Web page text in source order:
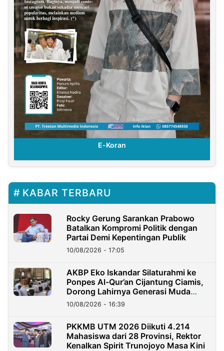
E-Koran
KABAR TERBARU
Rocky Gerung Sarankan Prabowo
Batalkan Kompromi Politik dengan
Partai Demi Kepentingan Publik
10/08/2026 - 17:05
AKBP Eko Iskandar Silaturahmi ke
Ponpes Al-Qur’an Cijantung Ciamis,
Dorong Lahirnya Generasi Muda
Berkarakter
10/08/2026 - 16:39
PKKMB UTM 2026 Diikuti 4.214
Mahasiswa dari 28 Provinsi, Rektor
Kenalkan Spirit Trunojoyo Masa Kini